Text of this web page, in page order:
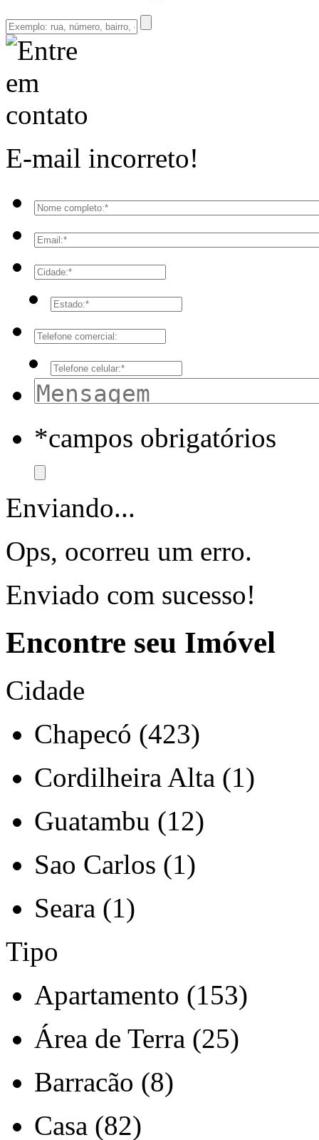
E-mail incorreto!
*campos obrigatórios
Enviando...
Ops, ocorreu um erro.
Enviado com sucesso!
Encontre seu Imóvel
Cidade
Chapecó (423)
Cordilheira Alta (1)
Guatambu (12)
Sao Carlos (1)
Seara (1)
Tipo
Apartamento (153)
Área de Terra (25)
Barracão (8)
Casa (82)